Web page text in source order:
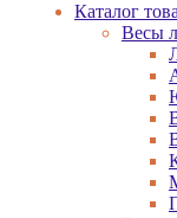
Каталог
Весы